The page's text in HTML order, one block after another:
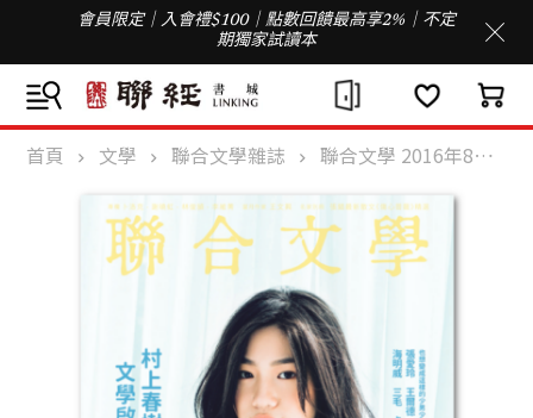
會員限定｜入會禮$100｜點數回饋最高享2%｜不定
期獨家試讀本
首頁 文學 聯合文學雜誌 聯合文學 2016年8月號 (382期)